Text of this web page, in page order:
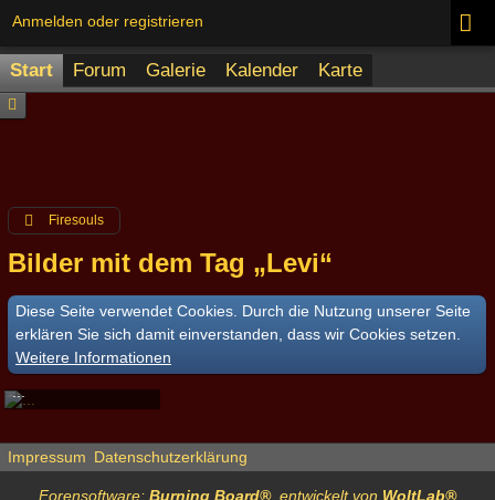
Anmelden oder registrieren
Start Forum Galerie Kalender Karte
Firesouls
Bilder mit dem Tag „Levi“
Diese Seite verwendet Cookies. Durch die Nutzung unserer Seite
erklären Sie sich damit einverstanden, dass wir Cookies setzen.
Weitere Informationen
...
Debby-24. September 2014
Impressum Datenschutzerklärung
Forensoftware: Burning Board®, entwickelt von WoltLab®